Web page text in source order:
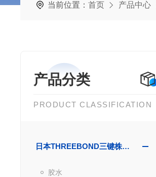
当前位置：首页 产品中心
产品分类
PRODUCT CLASSIFICATION
日本THREEBOND三键株式会社
胶水